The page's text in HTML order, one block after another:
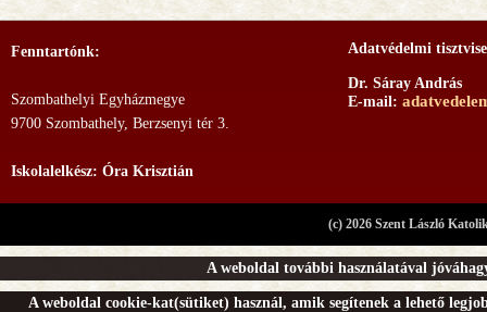
Fenntartónk:
Szombathelyi Egyházmegye
9700 Szombathely, Berzsenyi tér 3.
Iskolalelkész: Óra Krisztián
Adatvédelmi
Dr. Sáray András
E-mail:
(c) 2026 Szent László
A weboldal további használatával
A weboldal cookie-kat(sütiket) használ, amik segítenek a lehető